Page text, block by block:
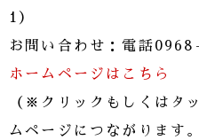
1）
お問い合わせ：電話
ホームページはこちら
（※クリックもしくはタ
ムページにつながります。